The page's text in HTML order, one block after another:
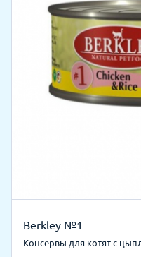
Berkley №1
Консервы для котят с